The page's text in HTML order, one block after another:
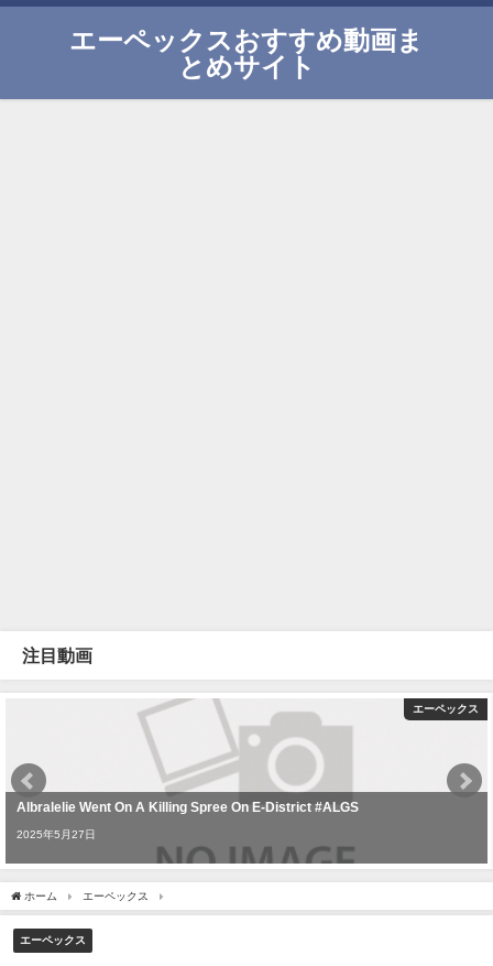
エーペックスおすすめ動画ま
とめサイト
注目動画
エーペックス
Albralelie Went On A Killing Spree On E-District #ALGS
2025年5月27日
ホーム エーペックス
エーペックス